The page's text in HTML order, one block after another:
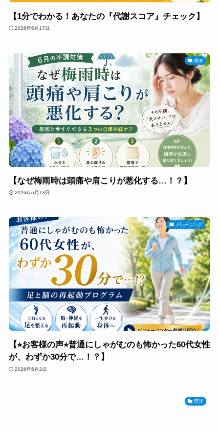
【1分でわかる！あなたの『代謝スコア』チェック】
2026年6月17日
整体
【なぜ梅雨時は頭痛や肩こりが悪化する…！？】
2026年6月13日
トレーニング
【⭐︎お客様の声⭐︎普通にしゃがむのも怖かった60代女性
が、わずか30分で…！？】
2026年6月2日
野球